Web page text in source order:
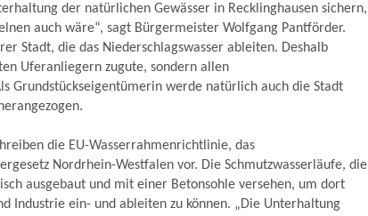
der natürlichen Gewässer in Recklinghausen sichern,
auch wäre“, sagt Bürgermeister Wolfgang Pantförder.
Stadt, die das Niederschlagswasser ableiten. Deshalb
Uferanliegern zugute, sondern allen
Grundstückseigentümerin werde natürlich auch die Stadt
die EU-Wasserrahmenrichtlinie, das
Nordrhein-Westfalen vor. Die Schmutzwasserläufe, die
ausgebaut und mit einer Betonsohle versehen, um dort
Industrie ein- und ableiten zu können. „Die Unterhaltung